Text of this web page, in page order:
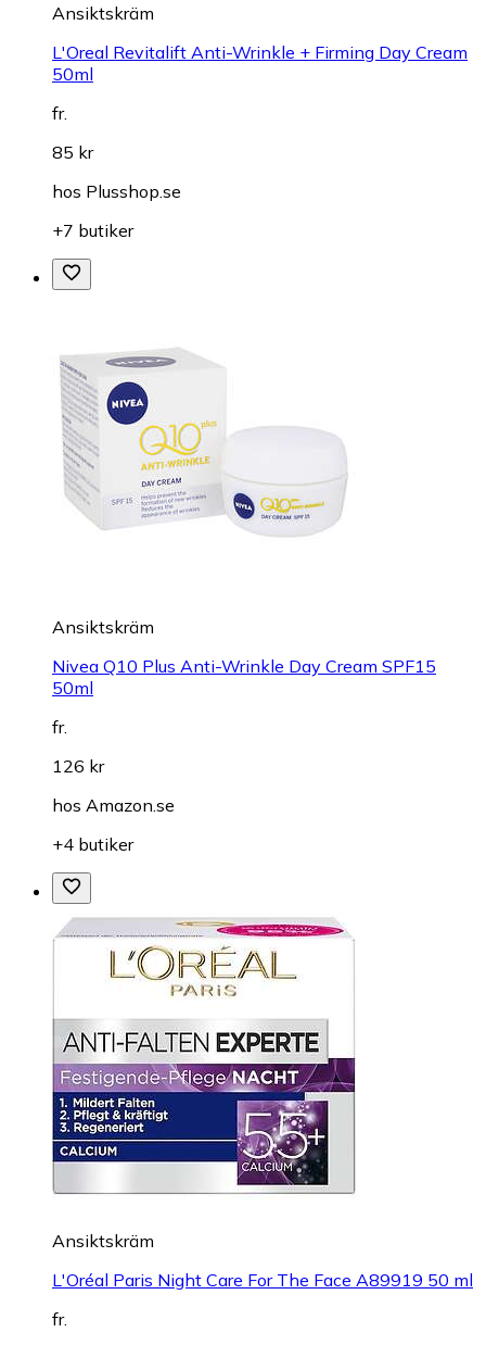
Ansiktskräm
L'Oreal Revitalift Anti-Wrinkle + Firming Day Cream
50ml
fr.
85 kr
hos Plusshop.se
+7 butiker
Ansiktskräm
Nivea Q10 Plus Anti-Wrinkle Day Cream SPF15
50ml
fr.
126 kr
hos Amazon.se
+4 butiker
Ansiktskräm
L'Oréal Paris Night Care For The Face A89919 50 ml
fr.